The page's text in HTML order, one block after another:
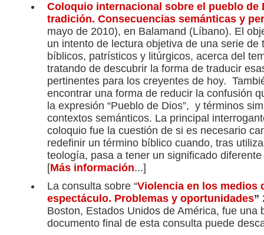
Coloquio internacional sobre el pueblo de
tradición. Consecuencias semánticas y
mayo de 2010), en Balamand (Líbano). El
un intento de lectura objetiva de una serie de
bíblicos, patrísticos y litúrgicos, acerca del
tratando de descubrir la forma de traducir
pertinentes para los creyentes de hoy.
encontrar una forma de reducir la confusión
la expresión “Pueblo de Dios”, y términos
contextos semánticos. La principal
coloquio fue la cuestión de si es necesario
redefinir un término bíblico cuando, tras
teología, pasa a tener un significado
[Más información...]
La consulta sobre “Violencia en los medios
espectáculo. Problemas y oportunidades”
Boston, Estados Unidos de América, fue una
documento final de esta consulta puede